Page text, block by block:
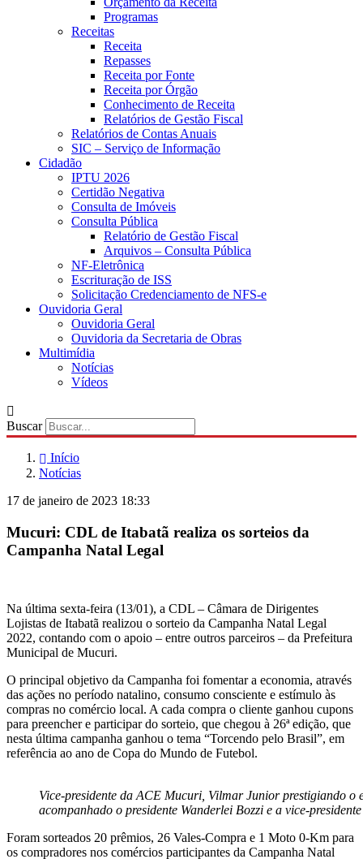
Programas
Receitas
Receita
Repasses
Receita por Fonte
Receita por Órgão
Conhecimento de Receita
Relatórios de Gestão Fiscal
Relatórios de Contas Anuais
SIC – Serviço de Informação
Cidadão
IPTU 2026
Certidão Negativa
Consulta de Imóveis
Consulta Pública
Relatório de Gestão Fiscal
Arquivos – Consulta Pública
NF-Eletrônica
Escrituração de ISS
Solicitação Credenciamento de NFS-e
Ouvidoria Geral
Ouvidoria Geral
Ouvidoria da Secretaria de Obras
Multimídia
Notícias
Vídeos
Buscar
Início
Notícias
17 de janeiro de 2023 18:33
Mucuri: CDL de Itabatã realiza os sorteios da
Campanha Natal Legal
Na última sexta-feira (13/01), a CDL – Câmara de Dirigentes
Lojistas de Itabatã realizou o sorteio da Campanha Natal Legal
2022, contando com o apoio – entre outros parceiros – da Prefeitura
Municipal de Mucuri.
O principal objetivo da Campanha foi fomentar a economia, através
das ações no período natalino, consumo consciente e estímulo às
compras no comércio local. A cada compra o cliente ganhou cupons
para preencher e participar do sorteio, que chegou à 26ª edição, que
nesta última campanha ganhou o tema “Torcendo pelo Brasil”, em
referência ao ano de Copa do Mundo de Futebol.
Vice-presidente da ACE Mucuri, Vilmar Junior prestigiando o
acompanhado o presidente Wanderlei Bozzi e a vice-
Foram sorteados 20 prêmios, 26 Vales-Compra e 1 Moto 0-Km para
os compradores nos comércios participantes da Campanha Natal